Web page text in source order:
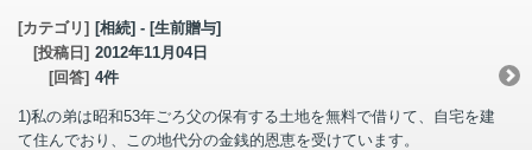
[カテゴリ] [相続] - [生前贈与]
[投稿日] 2012年11月04日
[回答] 4件
1)私の弟は昭和53年ごろ父の保有する土地を無料で借りて、自宅を建
て住んでおり、この地代分の金銭的恩恵を受けています。